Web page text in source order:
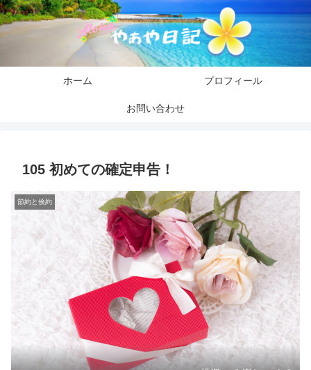
ホーム プロフィール
お問い合わせ
105 初めての確定申告！
節約と倹約